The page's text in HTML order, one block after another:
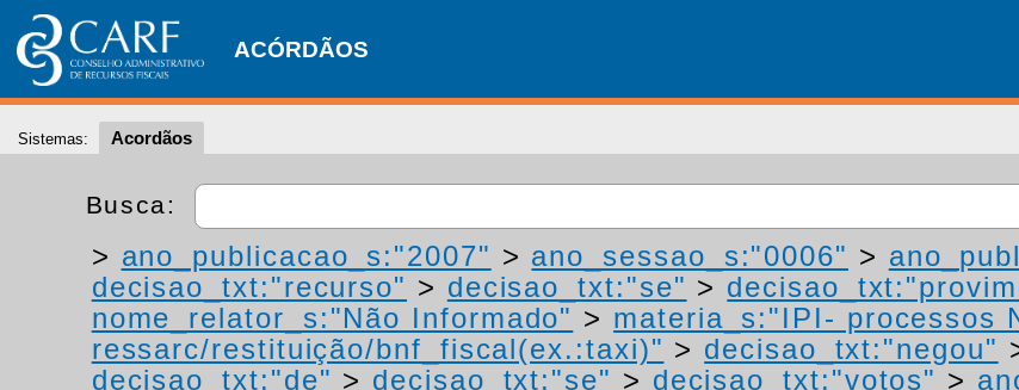
ACÓRDÃOS
Sistemas: Acordãos
Busca:
> ano_publicacao_s:"2007" > ano_sessao_s:"0006" >
decisao_txt:"recurso" > decisao_txt:"se" >
nome_relator_s:"Não Informado" > materia_s:"IPI- processos
ressarc/restituição/bnf_fiscal(ex.:taxi)" > decisao_txt:"negou"
decisao_txt:"de" > decisao_txt:"se" > decisao_txt:"votos" >